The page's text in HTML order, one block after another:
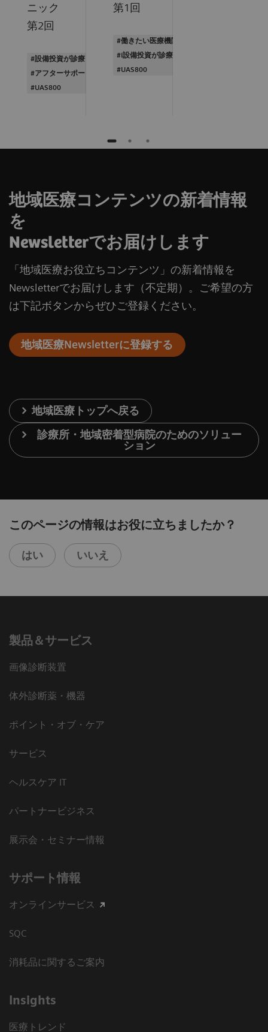
ニック
第2回
#設備投資が診療と経営を変える
#アフターサポートを活用
#UAS800
第1回
#働きたい医療機関に
#i設備投資が診療と経営を変える
#UAS800
地域医療コンテンツの新着情報
を
Newsletterでお届けします
「地域医療お役立ちコンテンツ」の新着情報を
Newsletterでお届けします（不定期）。ご希望の方
は下記ボタンからぜひご登録ください。
地域医療Newsletterに登録する
地域医療トップへ戻る
診療所・地域密着型病院のためのソリュー
ション
このページの情報はお役に立ちましたか？
はい いいえ
製品＆サービス
画像診断装置
体外診断薬・機器
ポイント・オブ・ケア
サービス
ヘルスケア IT
パートナービジネス
展示会・セミナー情報
サポート情報
オンラインサービス
SQC
消耗品に関するご案内
Insights
医療トレンド